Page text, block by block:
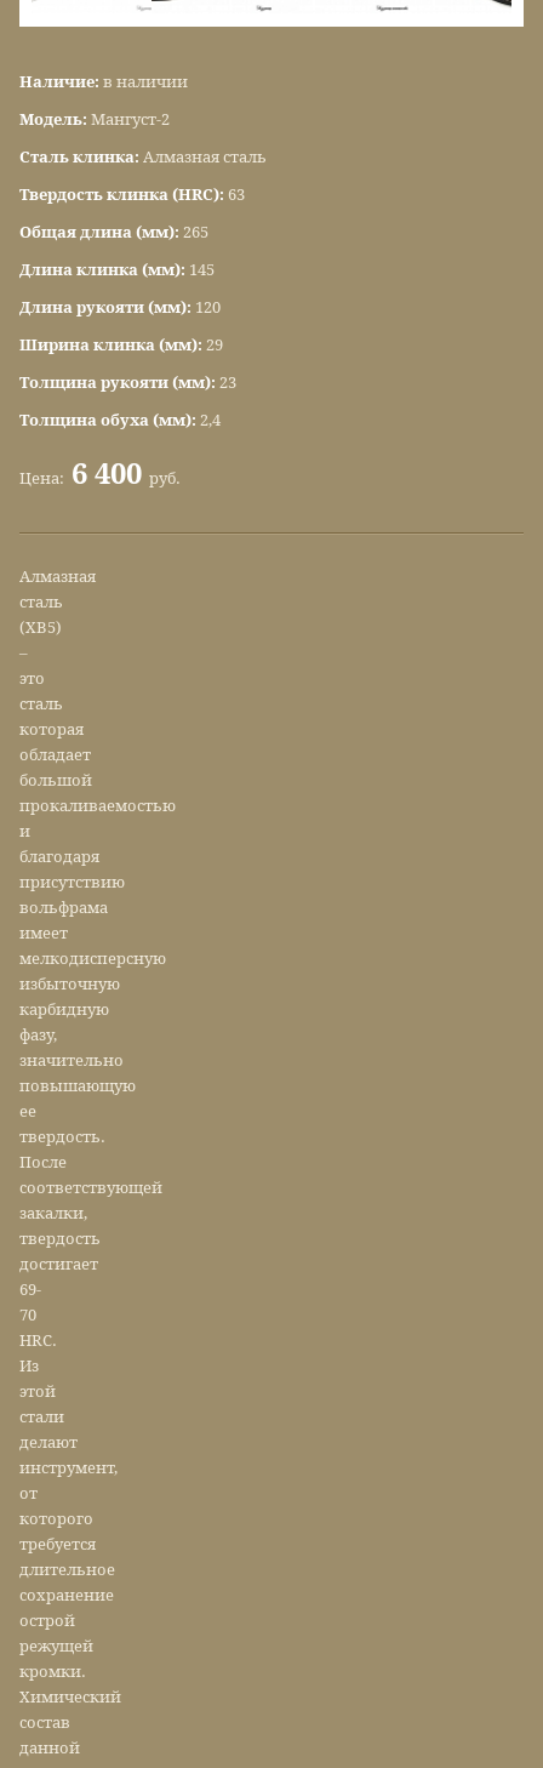
Наличие: в наличии
Модель: Мангуст-2
Сталь клинка: Алмазная сталь
Твердость клинка (HRC): 63
Общая длина (мм): 265
Длина клинка (мм): 145
Длина рукояти (мм): 120
Ширина клинка (мм): 29
Толщина рукояти (мм): 23
Толщина обуха (мм): 2,4
Цена: 6 400 руб.
Алмазная
сталь
(ХВ5)
–
это
сталь
которая
обладает
большой
прокаливаемостью
и
благодаря
присутствию
вольфрама
имеет
мелкодисперсную
избыточную
карбидную
фазу,
значительно
повышающую
ее
твердость.
После
соответствующей
закалки,
твердость
достигает
69-
70
HRC.
Из
этой
стали
делают
инструмент,
от
которого
требуется
длительное
сохранение
острой
режущей
кромки.
Химический
состав
данной